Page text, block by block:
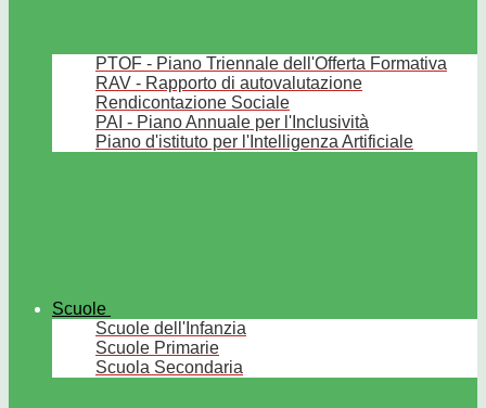
PTOF - Piano Triennale dell'Offerta Formativa
RAV - Rapporto di autovalutazione
Rendicontazione Sociale
PAI - Piano Annuale per l'Inclusività
Piano d'istituto per l'Intelligenza Artificiale
Scuole
Scuole dell'Infanzia
Scuole Primarie
Scuola Secondaria